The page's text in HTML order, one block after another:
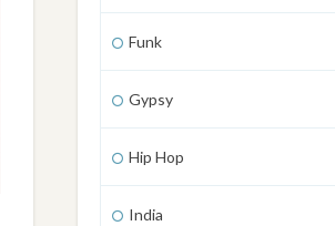
Funk
Gypsy
Hip Hop
India